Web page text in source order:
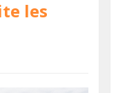
les